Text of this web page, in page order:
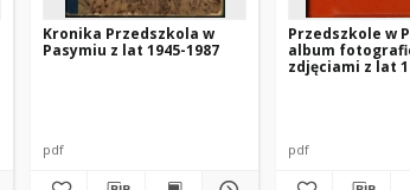
Kronika Przedszkola w
Pasymiu z lat 1945-1987
pdf
Przedszkole w
album
zdjęciami z lat
pdf